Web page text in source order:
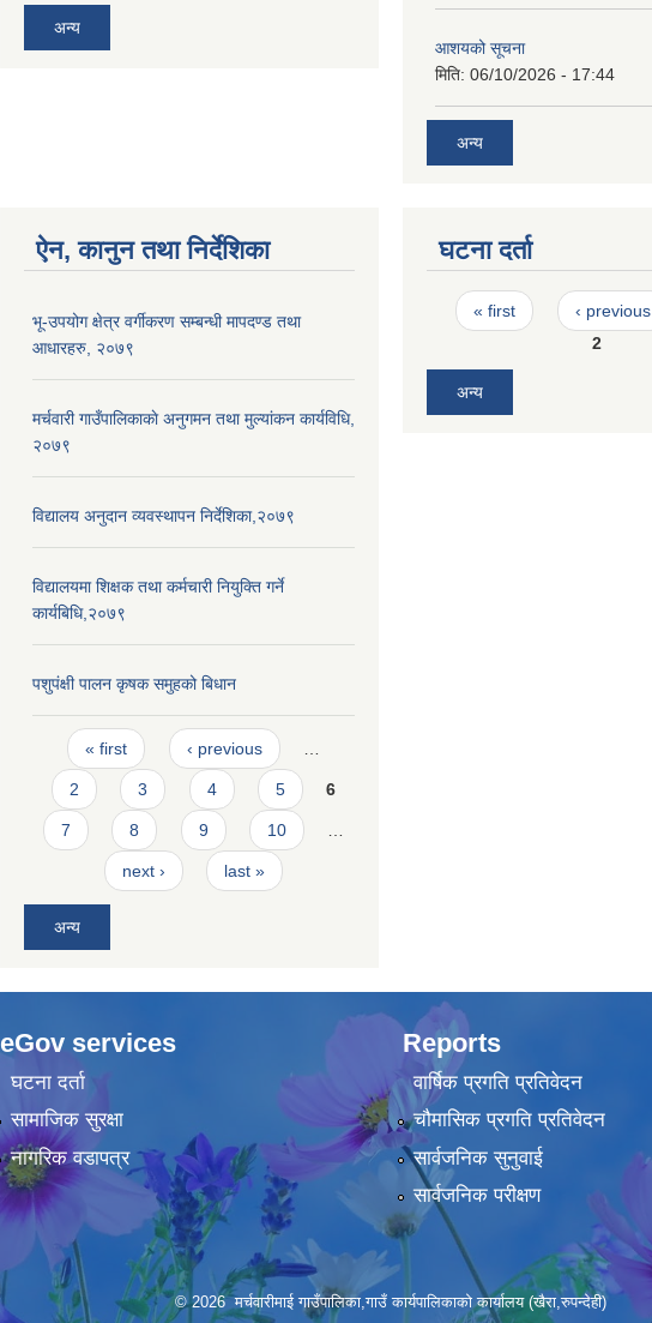
अन्य
आशयको सूचना
मिति: 06/10/2026 - 17:44
अन्य
ऐन, कानुन तथा निर्देशिका
भू-उपयोग क्षेत्र वर्गीकरण सम्बन्धी मापदण्ड तथा
आधारहरु, २०७९
मर्चवारी गाउँपालिकाकाे अनुगमन तथा मुल्यांकन कार्यविधि,
२०७९
विद्यालय अनुदान व्यवस्थापन निर्देशिका,२०७९
विद्यालयमा शिक्षक तथा कर्मचारी नियुक्ति गर्ने
कार्यबिधि,२०७९
पशुपंक्षी पालन कृषक समुहको बिधान
Pages
« first ‹ previous
2 3 4 5 6
7 8 9 10
next › last »
अन्य
घटना दर्ता
Pages
« first ‹ previous
2
अन्य
eGov services
घटना दर्ता
सामाजिक सुरक्षा
नागरिक वडापत्र
Reports
वार्षिक प्रगति प्रतिवेदन
चौमासिक प्रगति प्रतिवेदन
सार्वजनिक सुनुवाई
सार्वजनिक परीक्षण
© 2026 मर्चवारीमाई गाउँपालिका,गाउँ कार्यपालिकाको कार्यालय (खैरा,रुपन्देही)